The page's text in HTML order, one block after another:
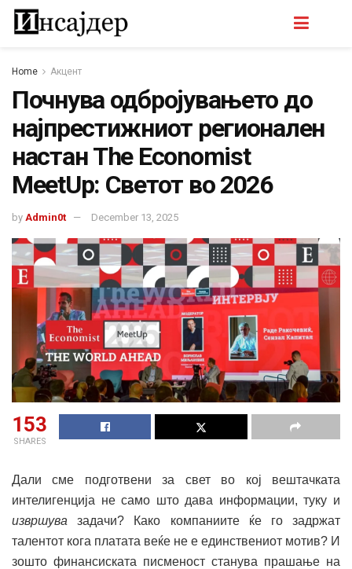
Home Акцент
Почнува одбројувањето до
најпрестижниот регионален
настан The Economist
MeetUp: Светот во 2026
by Admin0t December 13, 2025
153
SHARES
Дали сме подготвени за свет во кој вештачката
интелигенција не само што дава информации, туку и
извршува задачи? Како компаниите ќе го задржат
талентот кога платата веќе не е единствениот мотив? И
зошто финансиската писменост станува прашање на